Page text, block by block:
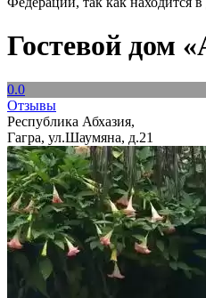
Гостевой дом
0.0
Отзывы
Республика Абхазия,
Гагра, ул.Шаумяна, д.21